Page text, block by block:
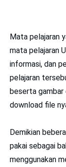
Mata pelajaran
mata pelajaran
informasi, dan
pelajaran
beserta gambar
download file
Demikian
pakai sebagai
menggunakan